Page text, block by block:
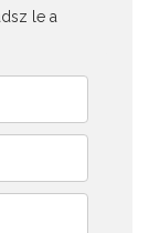
le a